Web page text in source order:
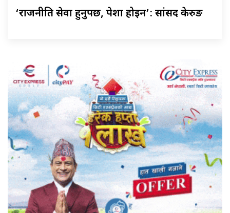
‘राजनीति सेवा हुनुपर्छ, पेशा होइन’: सांसद केरुङ